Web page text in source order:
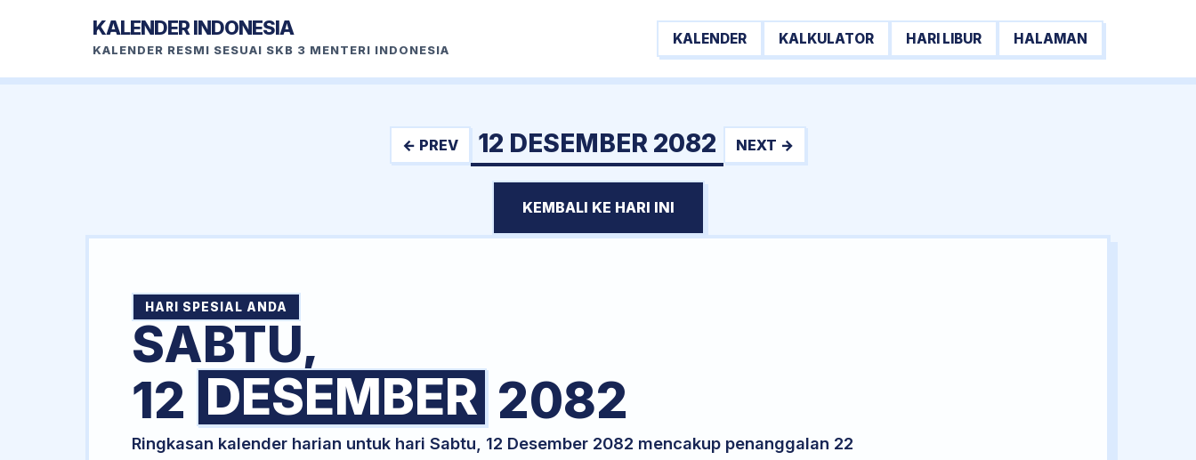
KALENDER INDONESIA
KALENDER RESMI SESUAI SKB 3 MENTERI INDONESIA
KALENDER KALKULATOR HARI LIBUR HALAMAN
← PREV 12 DESEMBER 2082 NEXT →
KEMBALI KE HARI INI
HARI SPESIAL ANDA
SABTU,
12 DESEMBER 2082
Ringkasan kalender harian untuk hari Sabtu, 12 Desember 2082 mencakup penanggalan 22